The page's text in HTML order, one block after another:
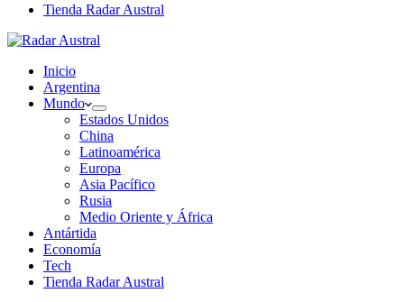
Tienda Radar Austral
Inicio
Argentina
Mundo
Estados Unidos
China
Latinoamérica
Europa
Asia Pacífico
Rusia
Medio Oriente y África
Antártida
Economía
Tech
Tienda Radar Austral